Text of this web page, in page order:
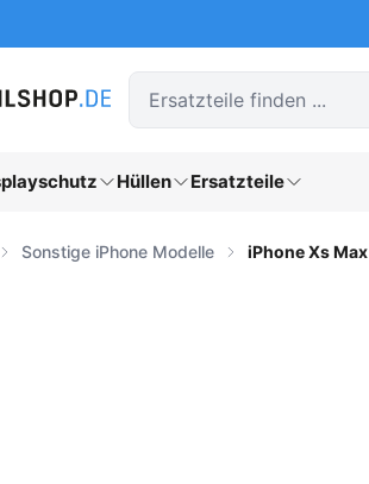
Hüllen Ersatzteile
Sonstige iPhone Modelle iPhone Xs Max